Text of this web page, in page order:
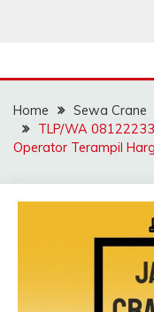
JASA
Home
Sewa Crane
TLP/WA
Operator Terampil